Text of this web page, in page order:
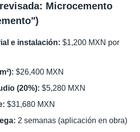
Microcemento
e instalación: $1,200 MXN por
$26,400 MXN
(20%): $5,280 MXN
$31,680 MXN
2 semanas (aplicación en obra)